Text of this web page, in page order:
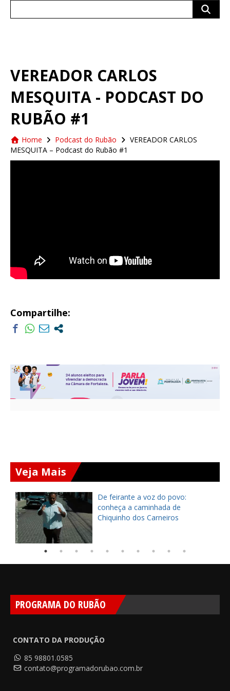
VEREADOR CARLOS
MESQUITA - PODCAST DO
RUBÃO #1
Home Podcast do Rubão
VEREADOR CARLOS
MESQUITA – Podcast do Rubão #1
Compartilhe:
Veja Mais
De feirante a voz do povo:
conheça a caminhada de
Chiquinho dos Carneiros
PROGRAMA DO RUBÃO
CONTATO DA PRODUÇÃO
85 98801.0585
contato@programadorubao.com.br